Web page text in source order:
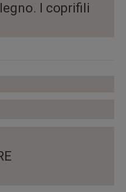
I coprifili